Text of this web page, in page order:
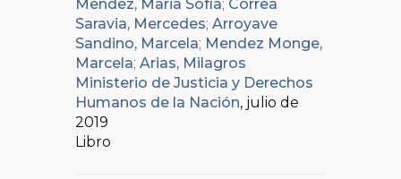
Mendez, Maria Sofía; Correa
Saravia, Mercedes; Arroyave
Sandino, Marcela; Mendez Monge,
Marcela; Arias, Milagros
Ministerio de Justicia y Derechos
Humanos de la Nación, julio de
2019
Libro